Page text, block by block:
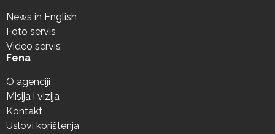
News in English
Foto servis
Video servis
Fena
O agenciji
Misija i vizija
Kontakt
Uslovi korištenja